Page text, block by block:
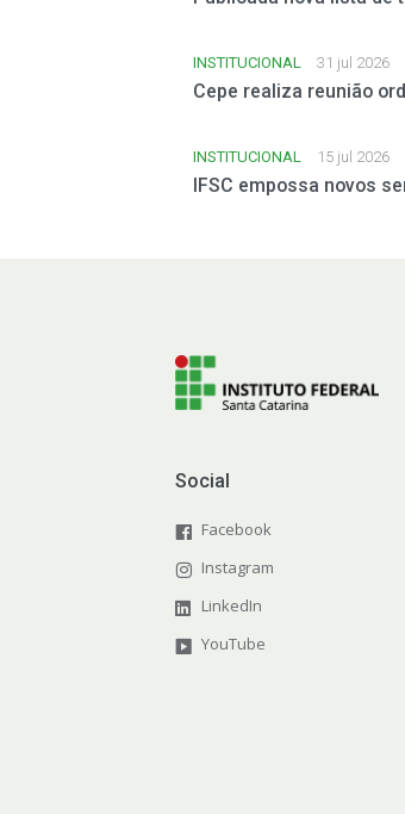
INSTITUCIONAL 31 jul 2026
Cepe realiza reunião
INSTITUCIONAL 15 jul 2026
IFSC empossa novos
Social
Facebook
Instagram
LinkedIn
YouTube